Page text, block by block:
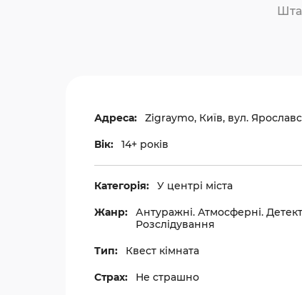
Адреса: Zigraymo, Київ, вул.
Вік: 14+ років
Категорія: У центрі міста
Жанр:
Антуражні. Атмосферні.
Розслідування
Тип: Квест кімната
Страх: Не страшно